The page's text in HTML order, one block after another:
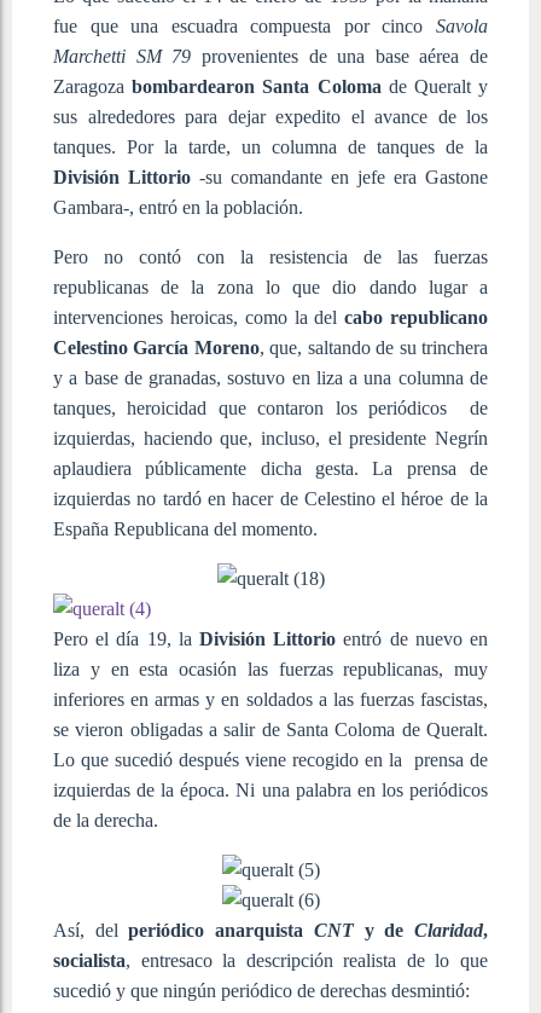
fue que una escuadra compuesta por cinco Savola
Marchetti SM 79 provenientes de una base aérea de
Zaragozabombardearon Santa Coloma de Queralt y
sus alrededores para dejar expedito el avance de los
tanques. Por la tarde, un columna de tanques de la
División Littorio -su comandante en jefe era Gastone
Gambara-, entró en la población.
Pero no contó con la resistencia de las fuerzas
republicanas de la zona lo que dio dando lugar a
intervenciones heroicas, como la delcabo republicano
Celestino García Moreno, que, saltando de su trinchera
y a base de granadas, sostuvo en liza a una columna de
tanques, heroicidad que contaron los periódicos de
izquierdas, haciendo que, incluso, el presidente Negrín
aplaudiera públicamente dicha gesta. La prensa de
izquierdas no tardó en hacer de Celestino el héroe de la
España Republicana del momento.
Pero el día 19, la División Littorio entró de nuevo en
liza y en esta ocasión las fuerzas republicanas, muy
inferiores en armas y en soldados a las fuerzas fascistas,
se vieron obligadas a salir de Santa Coloma de Queralt.
Lo que sucedió después viene recogido en la prensa de
izquierdas de la época. Ni una palabra en los periódicos
de la derecha.
Así, delperiódico anarquista CNTy deClaridad,
socialista, entresaco la descripción realista de lo que
sucedió y que ningún periódico de derechas desmintió: